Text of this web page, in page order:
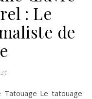
: Le
de